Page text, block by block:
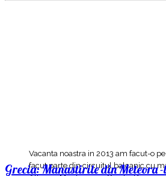
Vacanta noastra in 2013 am facut-o
facut parte din circuitul balcanic cu
Grecia: Manastirile din Meteora